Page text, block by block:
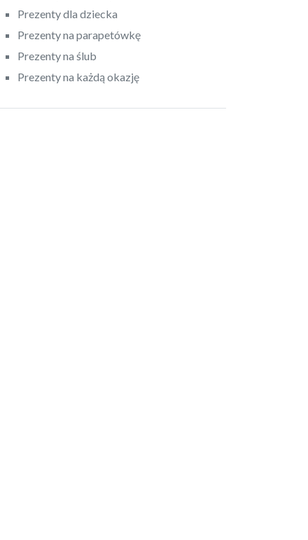
Prezenty dla dziecka
Prezenty na parapetówkę
Prezenty na ślub
Prezenty na każdą okazję